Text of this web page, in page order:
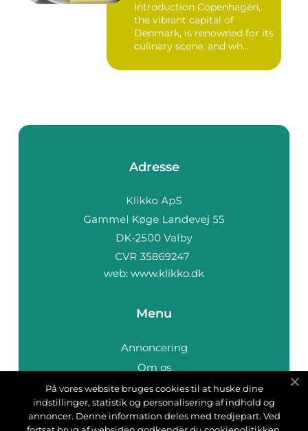
Introduction Copenhagen,
the vibrant capital of
Denmark, is renowned for its
culinary scene, and wh...
Adresse
web: www.klikko.dk
Menu
Annoncering
Om os
Cookies
Kontakt os
Sitemap
På vores website bruges cookies til at huske dine
indstillinger, statistik og personalisering af indhold og
annoncer. Denne information deles med tredjepart. Ved